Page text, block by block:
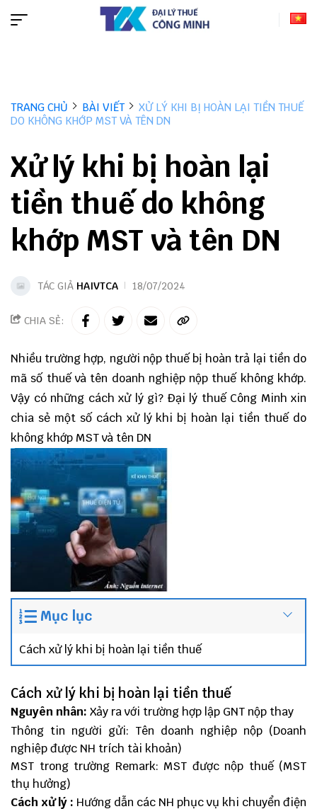
TRANG CHỦ BÀI VIẾT
XỬ LÝ KHI BỊ HOÀN LẠI TIỀN THUẾ
DO KHÔNG KHỚP MST VÀ TÊN DN
Xử lý khi bị hoàn lại
tiền thuế do không
khớp MST và tên DN
TÁC GIẢ HAIVTCA 18/07/2024
CHIA SẺ:
Nhiều trường hợp, người nộp thuế bị hoàn trả lại tiền do
mã số thuế và tên doanh nghiệp nộp thuế không khớp.
Vậy có những cách xử lý gì? Đại lý thuế Công Minh xin
chia sẻ một số cách xử lý khi bị hoàn lại tiền thuế do
không khớp MST và tên DN
Mục lục
Cách xử lý khi bị hoàn lại tiền thuế
Cách xử lý khi bị hoàn lại tiền thuế
Nguyên nhân: Xảy ra với trường hợp lập GNT nộp thay
Thông tin người gửi: Tên doanh nghiệp nộp (Doanh
nghiệp được NH trích tài khoản)
MST trong trường Remark: MST được nộp thuế (MST
thụ hưởng)
Cách xử lý : Hướng dẫn các NH phục vụ khi chuyển điện